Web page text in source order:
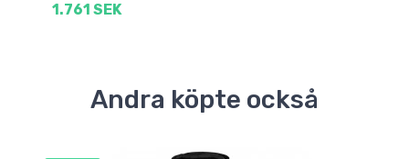
1.761 SEK
Andra köpte också